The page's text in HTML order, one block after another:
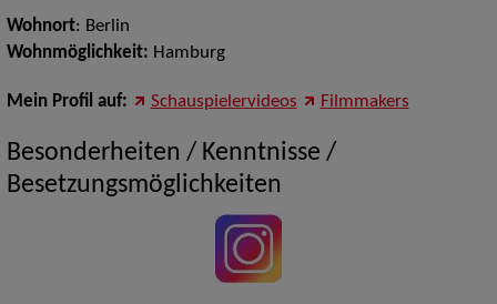
Wohnort: Berlin
Wohnmöglichkeit: Hamburg
Mein Profil auf: Schauspielervideos Filmmakers
Besonderheiten / Kenntnisse /
Besetzungsmöglichkeiten